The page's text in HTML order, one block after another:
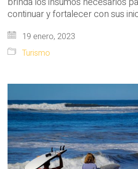
continuar y fortalecer con sus
19 enero, 2023
Turismo